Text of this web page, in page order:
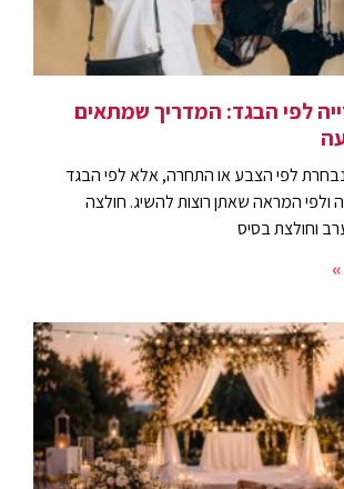
לפי הבגד: המדריך שמתאים
נבחרת לפי הצבע או התחרה, אלא לפי הבגד
ולפי המראה שאתן רוצות להשיג. חולצה
וחולצת בסיס